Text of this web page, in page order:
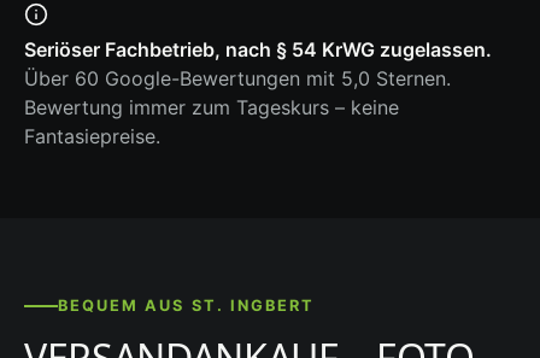
Seriöser Fachbetrieb, nach § 54 KrWG zugelassen.
Über 60 Google-Bewertungen mit 5,0 Sternen.
Bewertung immer zum Tageskurs – keine
Fantasiepreise.
BEQUEM AUS ST. INGBERT